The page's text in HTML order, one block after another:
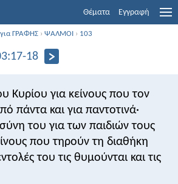
Θέματα Εγγραφή
ΓΡΑΦΗΣ ›ΨΑΛΜΟΙ › 103
18
Κυρίου για κείνους που τον
πάντα και για παντοτινά·
του για των παιδιών τους
που τηρούν τη διαθήκη
του τις θυμούνται και τις